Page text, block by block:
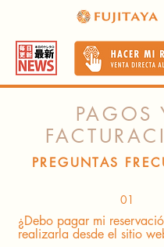
PAGOS
PREGUNTAS
01
¿Debo pagar mi
realizarla desde el sitio